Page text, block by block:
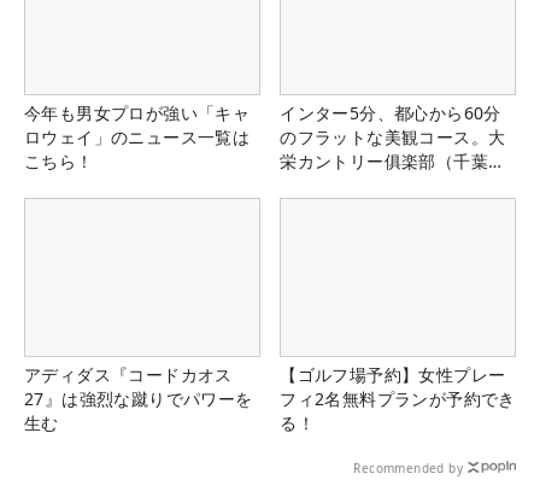
今年も男女プロが強い「キャ
ロウェイ」のニュース一覧は
こちら！
インター5分、都心から60分
のフラットな美観コース。大
栄カントリー俱楽部（千葉
アディダス『コードカオス
27』は強烈な蹴りでパワーを
生む
【ゴルフ場予約】女性プレー
フィ2名無料プランが予約でき
る！
Recommended by